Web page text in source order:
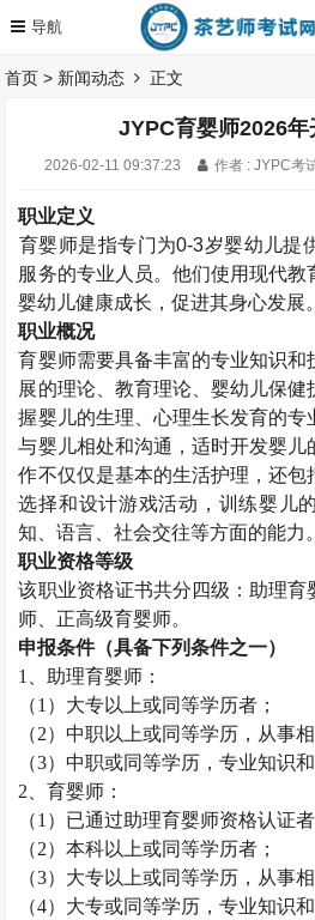
首页 > 新闻动态 正文
JYPC育婴师2026
2026-02-11 09:37:23 作者 : JYPC考
职业定义
育婴师是指专门为0-3岁婴幼儿提
服务的专业人员。他们使用现代
婴幼儿健康成长，促进其身心发展。
职业概况
育婴师需要具备丰富的专业知识和
展的理论、教育理论、婴幼儿保
握婴儿的生理、心理生长发育的专
与婴儿相处和沟通，适时开发婴儿
作不仅仅是基本的生活护理，还包
选择和设计游戏活动，训练婴儿
知、语言、社会交往等方面的能力 。
职业资格等级
该职业资格证书共分四级：助理育
师、正高级育婴师。
申报条件（具备下列条件之一）
1
、助理育婴师：
（1 ）大专以上或同等学历者；
（2）中职以上或同等学历，从事
（3）中职或同等学历，专业知识
2 、育婴师：
（1 ）已通过助理育婴师资格认证者
（2）本科以上或同等学历者；
（3）大专以上或同等学历，从事
（4）大专或同等学历，专业知识